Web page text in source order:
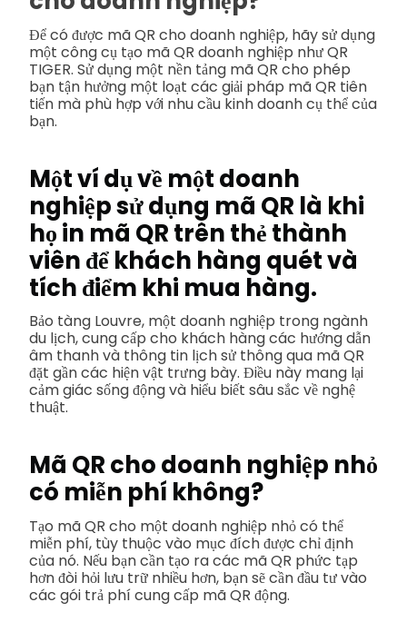
Để có được mã QR cho doanh nghiệp, hãy sử dụng
một công cụ tạo mã QR doanh nghiệp như QR
TIGER. Sử dụng một nền tảng mã QR cho phép
bạn tận hưởng một loạt các giải pháp mã QR tiên
tiến mà phù hợp với nhu cầu kinh doanh cụ thể của
bạn.
Một ví dụ về một doanh
nghiệp sử dụng mã QR là khi
họ in mã QR trên thẻ thành
viên để khách hàng quét và
tích điểm khi mua hàng.
Bảo tàng Louvre, một doanh nghiệp trong ngành
du lịch, cung cấp cho khách hàng các hướng dẫn
âm thanh và thông tin lịch sử thông qua mã QR
đặt gần các hiện vật trưng bày. Điều này mang lại
cảm giác sống động và hiểu biết sâu sắc về nghệ
thuật.
Mã QR cho doanh nghiệp nhỏ
có miễn phí không?
Tạo mã QR cho một doanh nghiệp nhỏ có thể
miễn phí, tùy thuộc vào mục đích được chỉ định
của nó. Nếu bạn cần tạo ra các mã QR phức tạp
hơn đòi hỏi lưu trữ nhiều hơn, bạn sẽ cần đầu tư vào
các gói trả phí cung cấp mã QR động.